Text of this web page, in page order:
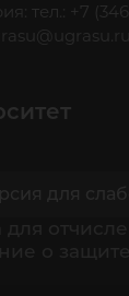
тел.: +7